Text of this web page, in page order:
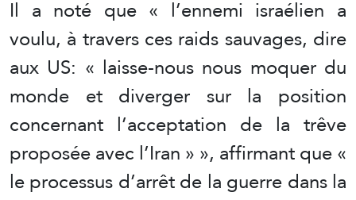
Il a noté que « l’ennemi israélien a
voulu, à travers ces raids sauvages, dire
aux US: « laisse-nous nous moquer du
monde et diverger sur la position
concernant l’acceptation de la trêve
proposée avec l’Iran » », affirmant que «
le processus d’arrêt de la guerre dans la